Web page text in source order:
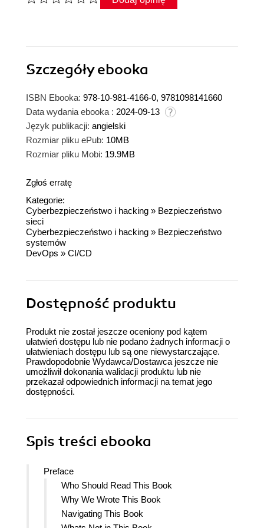
Szczegółyebooka
ISBN Ebooka: 978-10-981-4166-0, 9781098141660
Data wydania ebooka : 2024-09-13
Język publikacji: angielski
Rozmiar pliku ePub: 10MB
Rozmiar pliku Mobi: 19.9MB
Zgłoś erratę
Kategorie:
Cyberbezpieczeństwo i hacking » Bezpieczeństwo
sieci
Cyberbezpieczeństwo i hacking » Bezpieczeństwo
systemów
DevOps » CI/CD
Dostępność produktu
Produkt nie został jeszcze oceniony pod kątem
ułatwień dostępu lub nie podano żadnych informacji o
ułatwieniach dostępu lub są one niewystarczające.
Prawdopodobnie Wydawca/Dostawca jeszcze nie
umożliwił dokonania walidacji produktu lub nie
przekazał odpowiednich informacji na temat jego
dostępności.
Spis treści ebooka
Preface
Who Should Read This Book
Why We Wrote This Book
Navigating This Book